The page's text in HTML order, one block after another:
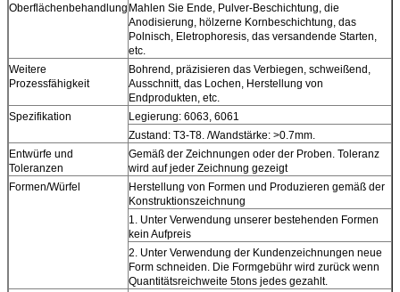
Oberflächenbehandlung Mahlen Sie Ende, Pulver-Beschichtung, die
Anodisierung, hölzerne Kornbeschichtung, das
Polnisch, Eletrophoresis, das versandende Starten,
etc.
Weitere
Prozessfähigkeit
Bohrend, präzisieren das Verbiegen, schweißend,
Ausschnitt, das Lochen, Herstellung von
Endprodukten, etc.
Spezifikation
Legierung: 6063, 6061
Zustand: T3-T8. /Wandstärke: >0.7mm.
Entwürfe und
Toleranzen
Gemäß der Zeichnungen oder der Proben. Toleranz
wird auf jeder Zeichnung gezeigt
Formen/Würfel
Herstellung von Formen und Produzieren gemäß der
Konstruktionszeichnung
1. Unter Verwendung unserer bestehenden Formen
kein Aufpreis
2. Unter Verwendung der Kundenzeichnungen neue
Form schneiden. Die Formgebühr wird zurück wenn
Quantitätsreichweite 5tons jedes gezahlt.